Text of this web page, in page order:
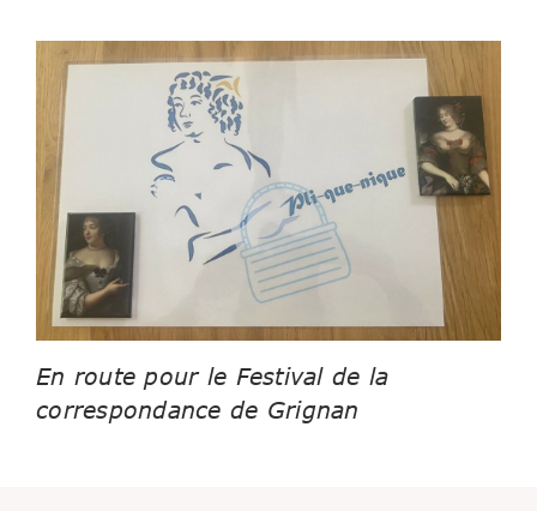
En route pour le Festival de la
correspondance de Grignan